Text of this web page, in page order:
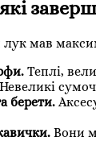
мав
Теплі,
Невеликі
берети.
Вони